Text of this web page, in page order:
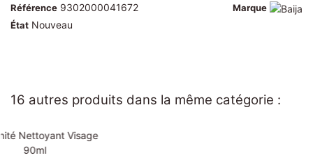
Marque
Référence 9302000041672
État Nouveau
16 autres produits dans la même catégorie :